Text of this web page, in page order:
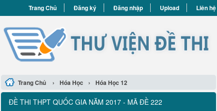
Trang Chủ Đăng ký Đăng nhập Upload Liên hệ
Trang Chủ › Hóa Học › Hóa Học 12
ĐỀ THI THPT QUỐC GIA NĂM 2017 - MÃ ĐỀ 222